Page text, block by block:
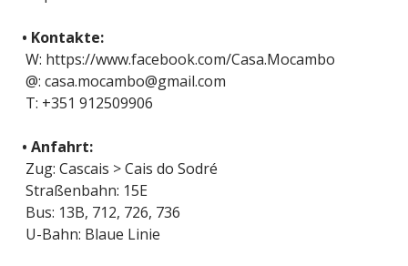
• Kontakte:
W: https://www.facebook.com/Casa.Mocambo
@: casa.mocambo@gmail.com
T: +351 912509906
• Anfahrt:
Zug: Cascais > Cais do Sodré
Straßenbahn: 15E
Bus: 13B, 712, 726, 736
U-Bahn: Blaue Linie